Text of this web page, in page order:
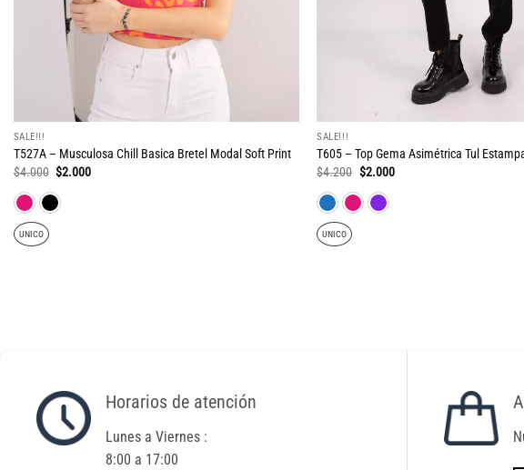
SALE!!!
T527A – Musculosa Chill Basica Bretel Modal Soft Print
$4.000 El
original
era:
$2.000El
UNICO
SALE!!!
T605 – Top Gema Asimétrica Tul
$4.200 El
original
era:
$2.000El
UNICO
Horarios de atención
Lunes a Viernes :
8:00 a 17:00